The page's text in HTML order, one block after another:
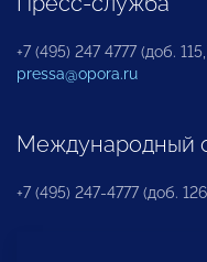
+7 (495) 247 4777 (доб. 115,
pressa@opora.ru
Международный
+7 (495) 247-4777 (доб.